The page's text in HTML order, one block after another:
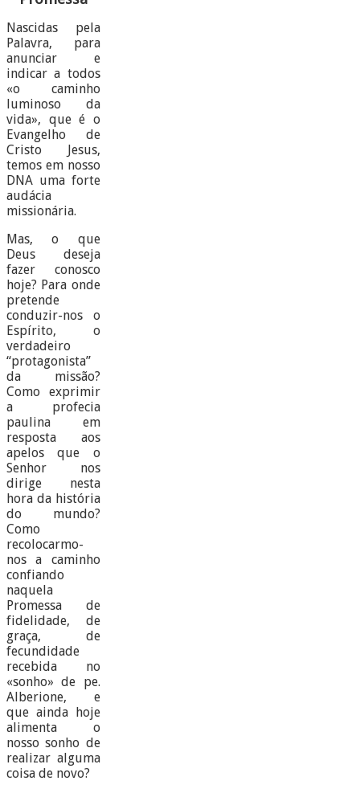
Nascidas pela
Palavra, para
anunciar e
indicar a todos
«o caminho
luminoso da
vida», que é o
Evangelho de
Cristo Jesus,
temos em nosso
DNA uma forte
audácia
missionária.
Mas, o que
Deus deseja
fazer conosco
hoje? Para onde
pretende
conduzir-nos o
Espírito, o
verdadeiro
“protagonista”
da missão?
Como exprimir
a profecia
paulina em
resposta aos
apelos que o
Senhor nos
dirige nesta
hora da história
do mundo?
Como
recolocarmo-
nos a caminho
confiando
naquela
Promessa de
fidelidade, de
graça, de
fecundidade
recebida no
«sonho» de pe.
Alberione, e
que ainda hoje
alimenta o
nosso sonho de
realizar alguma
coisa de novo?